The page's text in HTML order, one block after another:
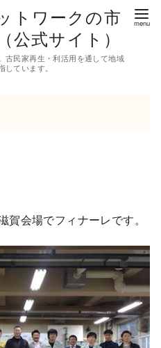
トワークの市
公式サイト）
古民家再生・利活用を通して地域
しています。
賀会場でフィナーレです。